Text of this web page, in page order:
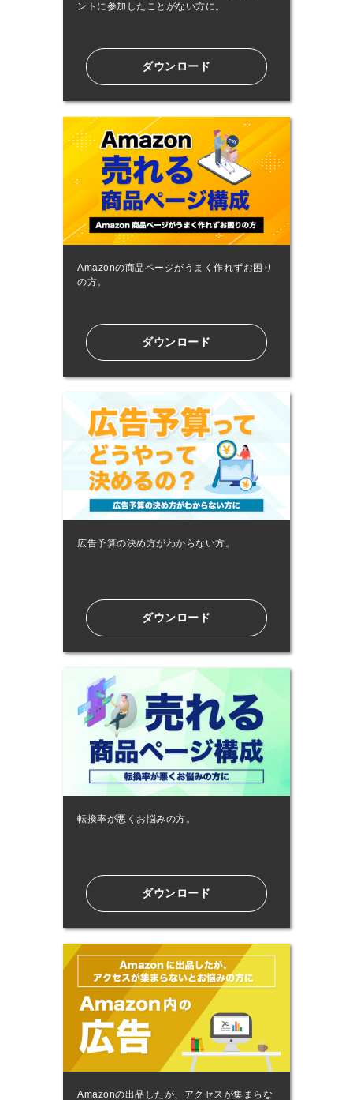
ントに参加したことがない方に。
ダウンロード
Amazonの商品ページがうまく作れずお困り
の方。
ダウンロード
広告予算の決め方がわからない⽅。
ダウンロード
転換率が悪くお悩みの⽅。
ダウンロード
Amazonの出品したが、アクセスが集まらな